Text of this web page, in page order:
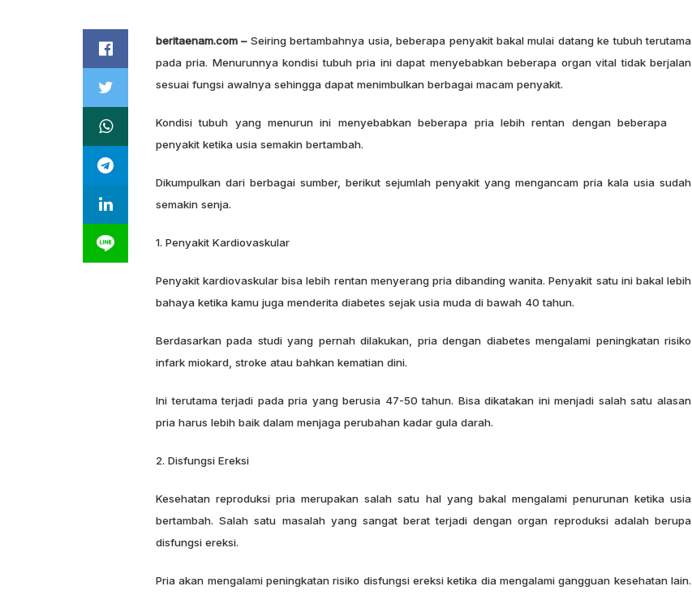
beritaenam.com –Seiring bertambahnya usia, beberapa penyakit bakal mulai datang ke tubuh terutama
pada pria. Menurunnya kondisi tubuh pria ini dapat menyebabkan beberapa organ vital tidak berjalan
sesuai fungsi awalnya sehingga dapat menimbulkan berbagai macam penyakit.
Kondisi tubuh yang menurun ini menyebabkan beberapa pria lebih rentan dengan beberapa
penyakit ketika usia semakin bertambah.
Dikumpulkan dari berbagai sumber, berikut sejumlah penyakit yang mengancam pria kala usia sudah
semakin senja.
1. Penyakit Kardiovaskular
Penyakit kardiovaskular bisa lebih rentan menyerang pria dibanding wanita. Penyakit satu ini bakal lebih
bahaya ketika kamu juga menderita diabetes sejak usia muda di bawah 40 tahun.
Berdasarkan pada studi yang pernah dilakukan, pria dengan diabetes mengalami peningkatan risiko
infark miokard, stroke atau bahkan kematian dini.
Ini terutama terjadi pada pria yang berusia 47-50 tahun. Bisa dikatakan ini menjadi salah satu alasan
pria harus lebih baik dalam menjaga perubahan kadar gula darah.
2. Disfungsi Ereksi
Kesehatan reproduksi pria merupakan salah satu hal yang bakal mengalami penurunan ketika usia
bertambah. Salah satu masalah yang sangat berat terjadi dengan organ reproduksi adalah berupa
disfungsi ereksi.
Pria akan mengalami peningkatan risiko disfungsi ereksi ketika dia mengalami gangguan kesehatan lain.